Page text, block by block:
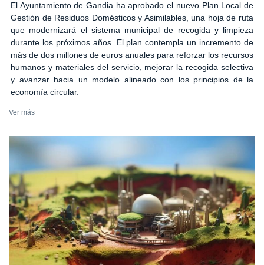
El Ayuntamiento de Gandia ha aprobado el nuevo Plan Local de
Gestión de Residuos Domésticos y Asimilables, una hoja de ruta
que modernizará el sistema municipal de recogida y limpieza
durante los próximos años. El plan contempla un incremento de
más de dos millones de euros anuales para reforzar los recursos
humanos y materiales del servicio, mejorar la recogida selectiva
y avanzar hacia un modelo alineado con los principios de la
economía circular.
Ver más